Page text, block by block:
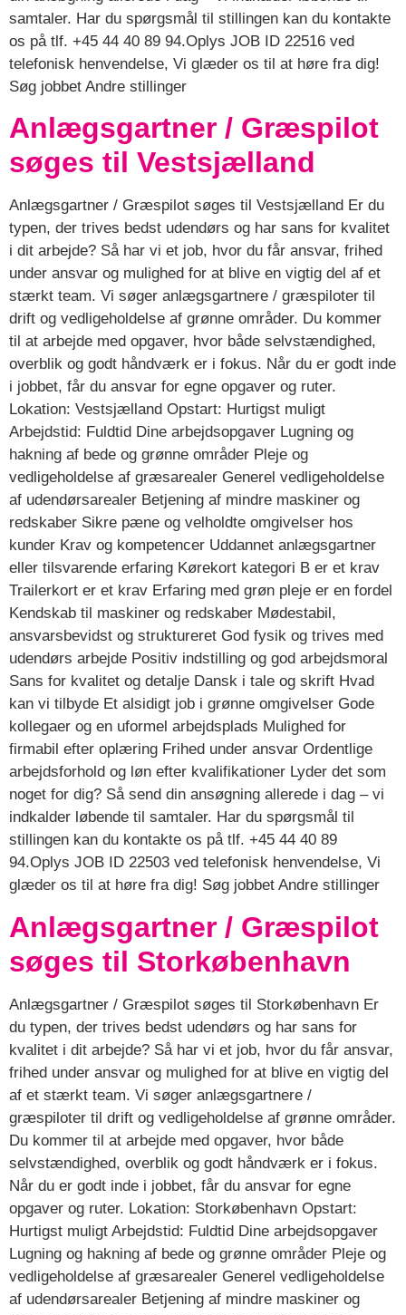
samtaler. Har du spørgsmål til stillingen kan du kontakte
os på tlf. +45 44 40 89 94.Oplys JOB ID 22516 ved
telefonisk henvendelse, Vi glæder os til at høre fra dig!
Søg jobbet Andre stillinger
Anlægsgartner / Græspilot
søges til Vestsjælland
Anlægsgartner / Græspilot søges til Vestsjælland Er du
typen, der trives bedst udendørs og har sans for kvalitet
i dit arbejde? Så har vi et job, hvor du får ansvar, frihed
under ansvar og mulighed for at blive en vigtig del af et
stærkt team. Vi søger anlægsgartnere / græspiloter til
drift og vedligeholdelse af grønne områder. Du kommer
til at arbejde med opgaver, hvor både selvstændighed,
overblik og godt håndværk er i fokus. Når du er godt inde
i jobbet, får du ansvar for egne opgaver og ruter.
Lokation: Vestsjælland Opstart: Hurtigst muligt
Arbejdstid: Fuldtid Dine arbejdsopgaver Lugning og
hakning af bede og grønne områder Pleje og
vedligeholdelse af græsarealer Generel vedligeholdelse
af udendørsarealer Betjening af mindre maskiner og
redskaber Sikre pæne og velholdte omgivelser hos
kunder Krav og kompetencer Uddannet anlægsgartner
eller tilsvarende erfaring Kørekort kategori B er et krav
Trailerkort er et krav Erfaring med grøn pleje er en fordel
Kendskab til maskiner og redskaber Mødestabil,
ansvarsbevidst og struktureret God fysik og trives med
udendørs arbejde Positiv indstilling og god arbejdsmoral
Sans for kvalitet og detalje Dansk i tale og skrift Hvad
kan vi tilbyde Et alsidigt job i grønne omgivelser Gode
kollegaer og en uformel arbejdsplads Mulighed for
firmabil efter oplæring Frihed under ansvar Ordentlige
arbejdsforhold og løn efter kvalifikationer Lyder det som
noget for dig? Så send din ansøgning allerede i dag – vi
indkalder løbende til samtaler. Har du spørgsmål til
stillingen kan du kontakte os på tlf. +45 44 40 89
94.Oplys JOB ID 22503 ved telefonisk henvendelse, Vi
glæder os til at høre fra dig! Søg jobbet Andre stillinger
Anlægsgartner / Græspilot
søges til Storkøbenhavn
Anlægsgartner / Græspilot søges til Storkøbenhavn Er
du typen, der trives bedst udendørs og har sans for
kvalitet i dit arbejde? Så har vi et job, hvor du får ansvar,
frihed under ansvar og mulighed for at blive en vigtig del
af et stærkt team. Vi søger anlægsgartnere /
græspiloter til drift og vedligeholdelse af grønne områder.
Du kommer til at arbejde med opgaver, hvor både
selvstændighed, overblik og godt håndværk er i fokus.
Når du er godt inde i jobbet, får du ansvar for egne
opgaver og ruter. Lokation: Storkøbenhavn Opstart:
Hurtigst muligt Arbejdstid: Fuldtid Dine arbejdsopgaver
Lugning og hakning af bede og grønne områder Pleje og
vedligeholdelse af græsarealer Generel vedligeholdelse
af udendørsarealer Betjening af mindre maskiner og